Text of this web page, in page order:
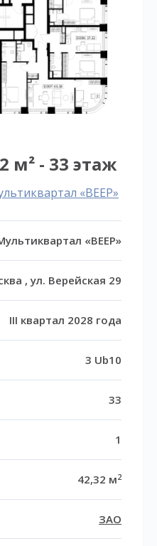
м² - 33 этаж
«ВЕЕР»
«ВЕЕР»
, ул. Верейская 29
III квартал 2028 года
3 Ub10
33
1
42,32 м2
ЗАО